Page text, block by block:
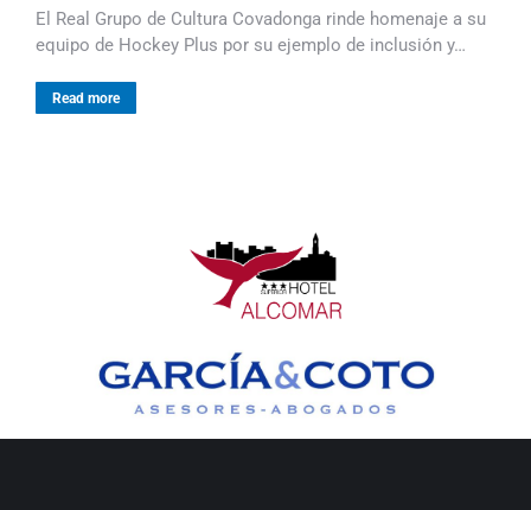
El Real Grupo de Cultura Covadonga rinde homenaje a su
equipo de Hockey Plus por su ejemplo de inclusión y…
Read more